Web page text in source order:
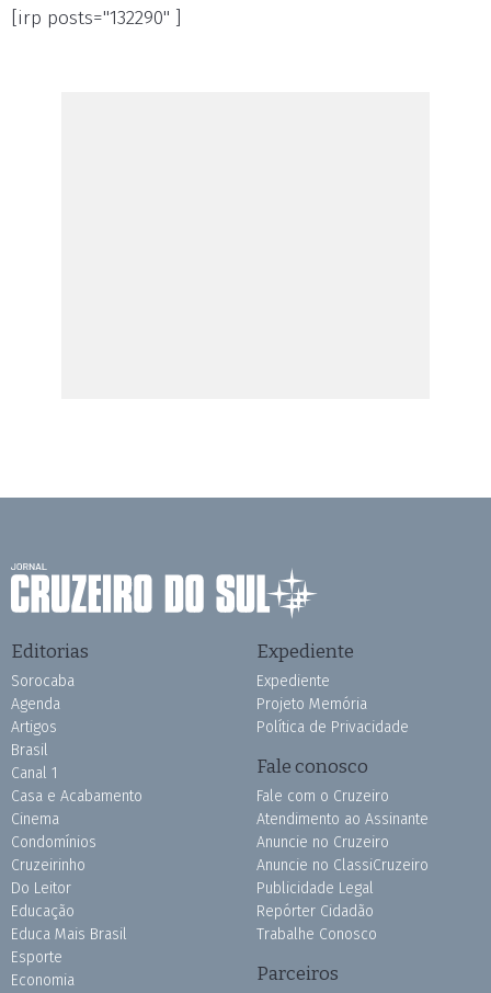
[irp posts="132290" ]
Editorias
Sorocaba
Agenda
Artigos
Brasil
Canal 1
Casa e Acabamento
Cinema
Condomínios
Cruzeirinho
Do Leitor
Educação
Educa Mais Brasil
Esporte
Economia
Expediente
Expediente
Projeto Memória
Política de Privacidade
Fale conosco
Fale com o Cruzeiro
Atendimento ao Assinante
Anuncie no Cruzeiro
Anuncie no ClassiCruzeiro
Publicidade Legal
Repórter Cidadão
Trabalhe Conosco
Parceiros